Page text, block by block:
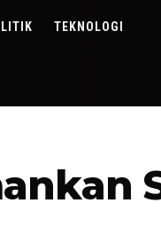
TEKNOLOGI